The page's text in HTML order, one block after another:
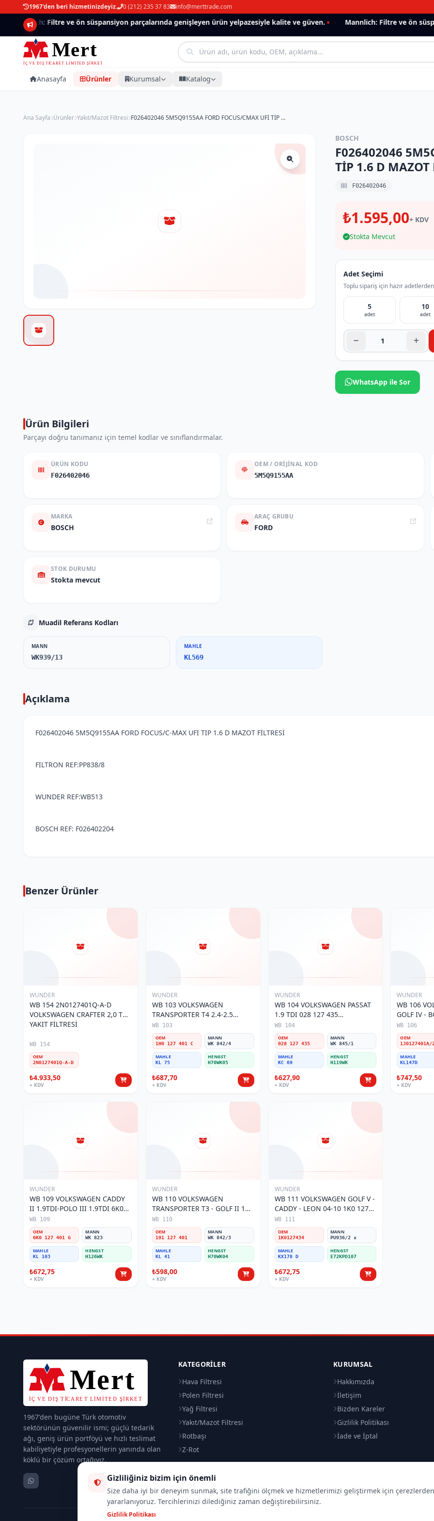
1967'den beri hizmetinizdeyiz. 0 (212) 235 37 83 info@merttrade.com
Mannlich: Filtre ve ön süspansiyon parçalarında genişleyen ürün yelpazesiyle kalite ve güven. Mannlich: Filtre ve ön
Anasayfa Ürünler Kurumsal Katalog
Ana Sayfa Ürünler Yakıt/Mazot Filtresi F026402046 5M5Q9155AA FORD FOCUS/CMAX UFİ TİP 1.6 D MAZOT FİLTRESİ
BOSCH
F026402046
TİP 1.6 D MAZOT
F026402046
₺1.595,00+ KDV
Stokta Mevcut
Adet Seçimi
Toplu sipariş için hazır
5
adet
10
adet
WhatsApp ile Sor
Ürün Bilgileri
Parçayı doğru tanımanız için temel kodlar ve sınıflandırmalar.
ÜRÜN KODU
F026402046
OEM / ORIJINAL KOD
5M5Q9155AA
MARKA
BOSCH
ARAÇ GRUBU
FORD
STOK DURUMU
Stokta mevcut
Muadil Referans Kodları
MANN
WK939/13
MAHLE
KL569
Açıklama
F026402046 5M5Q9155AA FORD FOCUS/C-MAX UFI TIP 1.6 D MAZOT FİLTRESİ
FILTRON REF:PP838/8
WUNDER REF:WB513
BOSCH REF: F026402204
Benzer Ürünler
WUNDER
WB 154 2N0127401Q-A-D
VOLKSWAGEN CRAFTER 2,0 TDI
YAKIT FİLTRESİ
WB 154
OEM
2N0127401Q-A-D
₺4.933,50
+ KDV
WUNDER
WB 103 VOLKSWAGEN
TRANSPORTER T4 2.4-2.5
MOTOR- CADDY E.M 1H0 127
401 C Yakıt/Mazot Filtresi
WB 103
OEM
1H0 127 401 C
MANN
WK 842/4
MAHLE
KL 75
HENGST
H70WK05
₺687,70
+ KDV
WUNDER
WB 104 VOLKSWAGEN PASSAT
1.9 TDI 028 127 435
Yakıt/Mazot Filtresi
WB 104
OEM
028 127 435
MANN
WK 845/1
MAHLE
KC 69
HENGST
H119WK
₺627,90
+ KDV
WUNDER
WB 106
GOLF IV -
Yakıt/
WB 106
OEM
MAHLE
KL147D
₺747,50
+ KDV
WUNDER
WB 109 VOLKSWAGEN CADDY
II 1.9TDI-POLO III 1.9TDI 6K0
127 401 G Yakıt/Mazot Filtresi
WB 109
OEM
6K0 127 401 G
MANN
WK 823
MAHLE
KL 103
HENGST
H126WK
₺672,75
+ KDV
WUNDER
WB 110 VOLKSWAGEN
TRANSPORTER T3 - GOLF II 191
127 401 Yakıt/Mazot Filtresi
WB 110
OEM
191 127 401
MANN
WK 842/3
MAHLE
KL 41
HENGST
H70WK04
₺598,00
+ KDV
WUNDER
WB 111 VOLKSWAGEN GOLF V -
CADDY - LEON 04-10 1K0 127
434 Yakıt/Mazot Filtresi
WB 111
OEM
1K0127434
MANN
PU936/2 x
MAHLE
KX178 D
HENGST
E72KPD107
₺672,75
+ KDV
1967'den bugüne Türk otomotiv
sektörünün güvenilir ismi; güçlü tedarik
ağı, geniş ürün portföyü ve hızlı teslimat
kabiliyetiyle profesyonellerin yanında olan
köklü bir çözüm ortağıyız.
KATEGORILER
Hava Filtresi
Polen Filtresi
Yağ Filtresi
Yakıt/Mazot Filtresi
Rotbaşı
Z-Rot
KURUMSAL
Hakkımızda
İletişim
Bizden Kareler
Gizlilik Politikası
İade ve İptal
Gizliliğiniz bizim için önemli
Size daha iyi bir deneyim sunmak, site trafiğini ölçmek ve hizmetlerimizi geliştirmek için çerezlerden
yararlanıyoruz. Tercihlerinizi dilediğiniz zaman değiştirebilirsiniz.
Gizlilik Politikası